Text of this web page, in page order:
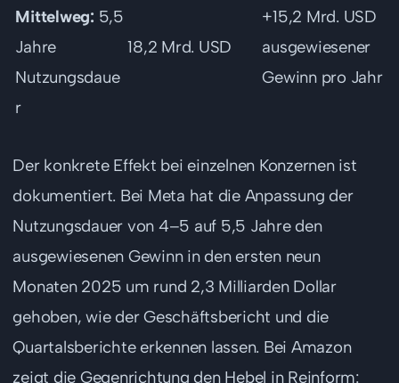
Mittelweg: 5,5
Jahre
Nutzungsdaue
r
18,2 Mrd. USD
+15,2 Mrd. USD
ausgewiesener
Gewinn pro Jahr
Der konkrete Effekt bei einzelnen Konzernen ist
dokumentiert. Bei Meta hat die Anpassung der
Nutzungsdauer von 4–5 auf 5,5 Jahre den
ausgewiesenen Gewinn in den ersten neun
Monaten 2025 um rund 2,3 Milliarden Dollar
gehoben, wie der Geschäftsbericht und die
Quartalsberichte erkennen lassen. Bei Amazon
zeigt die Gegenrichtung den Hebel in Reinform: